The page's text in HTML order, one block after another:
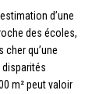
d’une
des écoles,
qu’une
m² peut valoir